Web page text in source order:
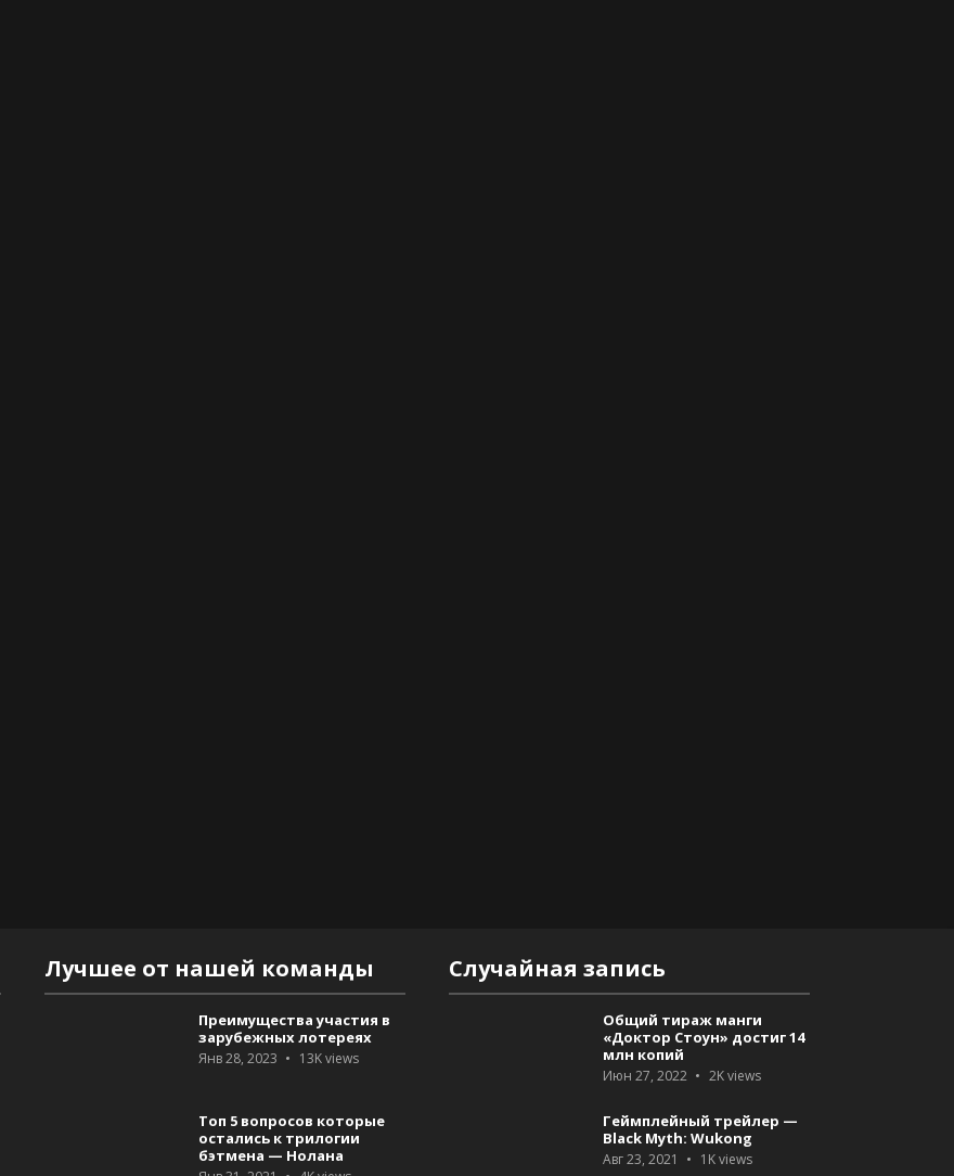
Лучшее от нашей команды
Преимущества участия в
зарубежных лотереях
Янв 28, 2023 13Kviews
Топ 5 вопросов которые
остались к трилогии
бэтмена — Нолана
Случайная запись
Общий тираж манги
«Доктор Стоун» достиг 14
млн копий
Июн 27, 2022 2Kviews
Геймплейный трейлер —
Black Myth: Wukong
Авг 23, 2021 1Kviews